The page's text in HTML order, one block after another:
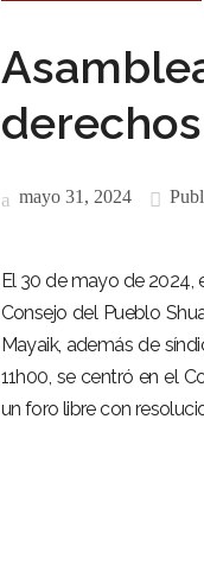
mayo 31, 2024
El 30 de mayo de 2024,
Consejo del Pueblo
Mayaik, además de
11h00, se centró en el
un foro libre con